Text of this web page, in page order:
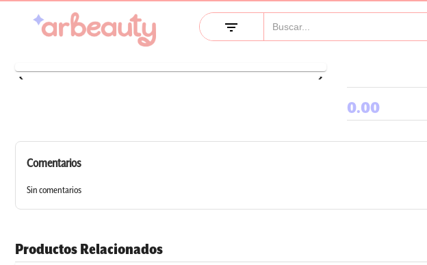
filter_list
keyboard_arrow_left keyboard_arrow_right
0.00
Comentarios
Sin comentarios
Productos Relacionados